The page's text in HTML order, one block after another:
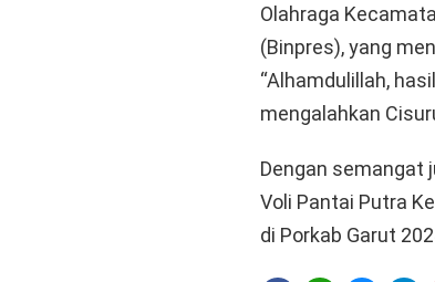
Olahraga
(Binpres), yang
“Alhamdulillah,
mengalahkan
Dengan semangat
Voli Pantai Putra
di Porkab Garut